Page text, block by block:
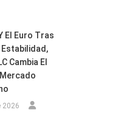
El Euro Tras
Cambia El
2026